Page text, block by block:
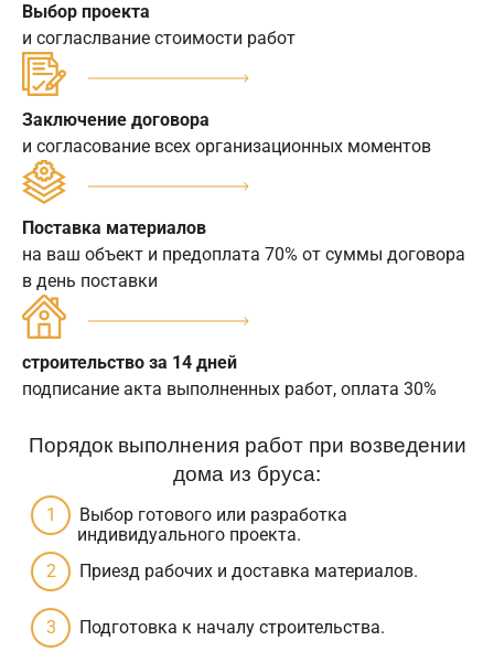
Выбор проекта
и согласлвание стоимости работ
Заключение договора
и согласование всех организационных моментов
Поставка материалов
на ваш объект и предоплата 70% от суммы договора
в день поставки
строительство за 14 дней
подписание акта выполненных работ, оплата 30%
Порядок выполнения работ при возведении
дома из бруса:
Выбор готового или разработка
индивидуального проекта.
Приезд рабочих и доставка материалов.
Подготовка к началу строительства.